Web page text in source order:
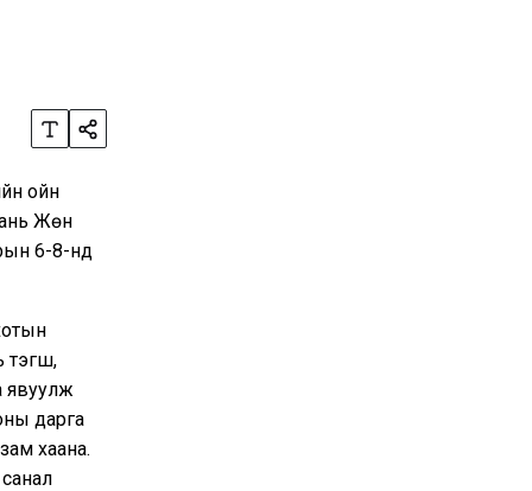
ойн
Жөн
6-8-нд
тэгш,
явуулж
дарга
хаана.